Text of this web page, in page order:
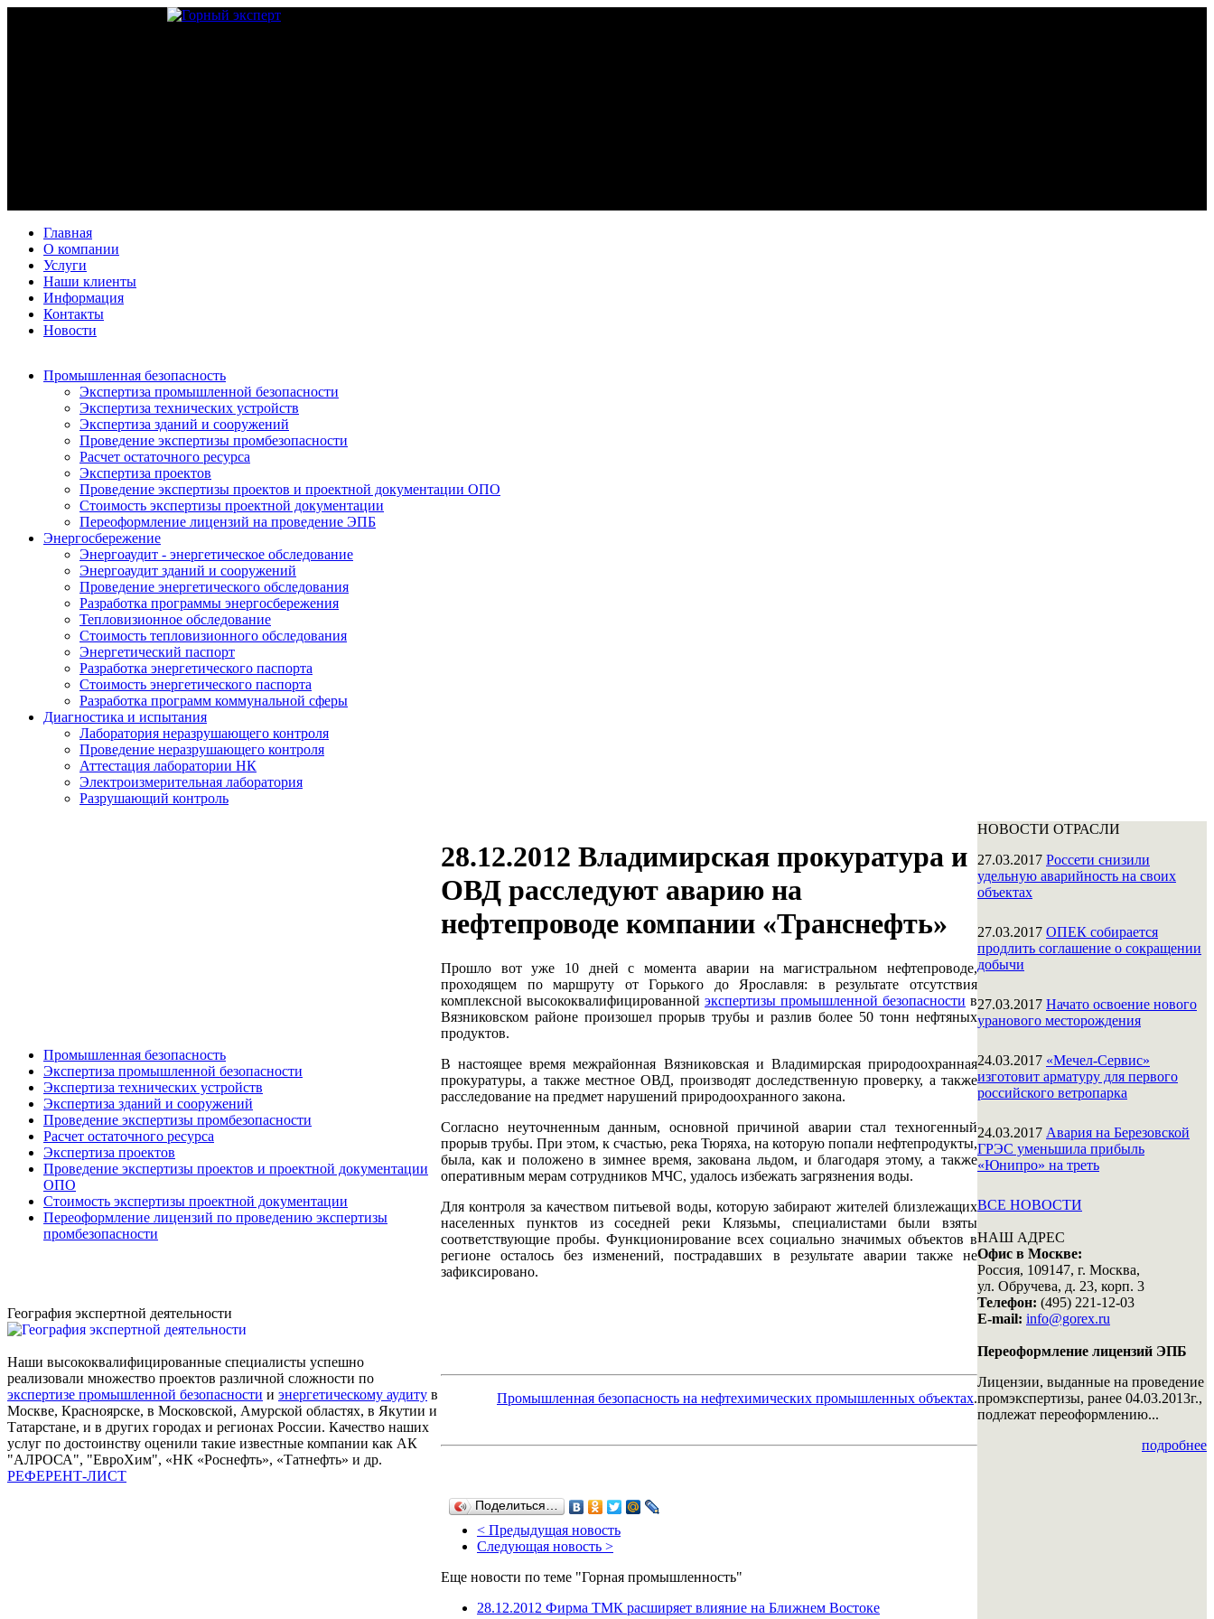
Главная
О компании
Услуги
Наши клиенты
Информация
Контакты
Новости
Промышленная безопасность
Экспертиза промышленной безопасности
Экспертиза технических устройств
Экспертиза зданий и сооружений
Проведение экспертизы промбезопасности
Расчет остаточного ресурса
Экспертиза проектов
Проведение экспертизы проектов и проектной документации ОПО
Стоимость экспертизы проектной документации
Переоформление лицензий на проведение ЭПБ
Энергосбережение
Энергоаудит - энергетическое обследование
Энергоаудит зданий и сооружений
Проведение энергетического обследования
Разработка программы энергосбережения
Тепловизионное обследование
Стоимость тепловизионного обследования
Энергетический паспорт
Разработка энергетического паспорта
Стоимость энергетического паспорта
Разработка программ коммунальной сферы
Диагностика и испытания
Лаборатория неразрушающего контроля
Проведение неразрушающего контроля
Аттестация лаборатории НК
Электроизмерительная лаборатория
Разрушающий контроль
Промышленная безопасность
Экспертиза промышленной безопасности
Экспертиза технических устройств
Экспертиза зданий и сооружений
Проведение экспертизы промбезопасности
Расчет остаточного ресурса
Экспертиза проектов
Проведение экспертизы проектов и проектной документации
ОПО
Стоимость экспертизы проектной документации
Переоформление лицензий по проведению экспертизы
промбезопасности
География экспертной деятельности
Наши высококвалифицированные специалисты успешно
реализовали множество проектов различной сложности по
экспертизе промышленной безопасности и энергетическому аудиту в
Москве, Красноярске, в Московской, Амурской областях, в Якутии и
Татарстане, и в других городах и регионах России. Качество наших
услуг по достоинству оценили такие известные компании как АК
"АЛРОСА", "ЕвроХим", «НК «Роснефть», «Татнефть» и др.
РЕФЕРЕНТ-ЛИСТ
28.12.2012 Владимирская прокуратура и
ОВД расследуют аварию на
нефтепроводе компании «Транснефть»
Прошло вот уже 10 дней с момента аварии на магистральном нефтепроводе,
проходящем по маршруту от Горького до Ярославля: в результате отсутствия
комплексной высококвалифицированной экспертизы промышленной безопасности в
Вязниковском районе произошел прорыв трубы и разлив более 50 тонн нефтяных
продуктов.
В настоящее время межрайонная Вязниковская и Владимирская природоохранная
прокуратуры, а также местное ОВД, производят доследственную проверку, а также
расследование на предмет нарушений природоохранного закона.
Согласно неуточненным данным, основной причиной аварии стал техногенный
прорыв трубы. При этом, к счастью, река Тюряха, на которую попали нефтепродукты,
была, как и положено в зимнее время, закована льдом, и благодаря этому, а также
оперативным мерам сотрудников МЧС, удалось избежать загрязнения воды.
Для контроля за качеством питьевой воды, которую забирают жителей близлежащих
населенных пунктов из соседней реки Клязьмы, специалистами были взяты
соответствующие пробы. Функционирование всех социально значимых объектов в
регионе осталось без изменений, пострадавших в результате аварии также не
зафиксировано.
Промышленная безопасность на нефтехимических промышленных объектах.
Поделиться…
< Предыдущая новость
Следующая новость >
Еще новости по теме "Горная промышленность"
28.12.2012 Фирма ТМК расширяет влияние на Ближнем Востоке
НОВОСТИ ОТРАСЛИ
27.03.2017 Россети снизили
удельную аварийность на своих
объектах
27.03.2017 ОПЕК собирается
продлить соглашение о сокращении
добычи
27.03.2017 Начато освоение нового
уранового месторождения
24.03.2017 «Мечел-Сервис»
изготовит арматуру для первого
российского ветропарка
24.03.2017 Авария на Березовской
ГРЭС уменьшила прибыль
«Юнипро» на треть
ВСЕ НОВОСТИ
НАШ АДРЕС
Офис в Москве:
Россия, 109147, г. Москва,
ул. Обручева, д. 23, корп. 3
Телефон: (495) 221-12-03
E-mail: info@gorex.ru
Переоформление лицензий ЭПБ
Лицензии, выданные на проведение
промэкспертизы, ранее 04.03.2013г.,
подлежат переоформлению...
подробнее